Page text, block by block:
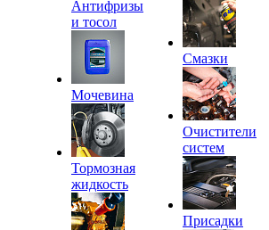
Антифризы
и тосол
Мочевина
Тормозная
жидкость
Смазки
Очистители
систем
Присадки